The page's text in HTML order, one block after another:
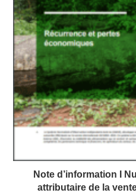
Note d’information I
attributaire de la